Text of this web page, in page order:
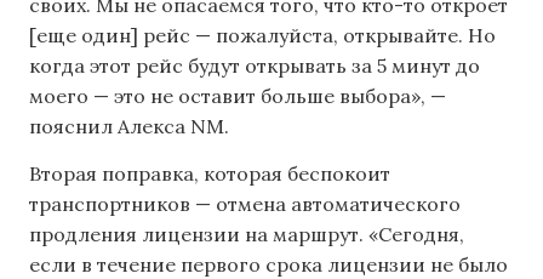
[еще один] рейс — пожалуйста, открывайте. Но
когда этот рейс будут открывать за 5 минут до
моего — это не оставит больше выбора», —
пояснил Алекса NM.
Вторая поправка, которая беспокоит
транспортников — отмена автоматического
продления лицензии на маршрут. «Сегодня,
если в течение первого срока лицензии не было